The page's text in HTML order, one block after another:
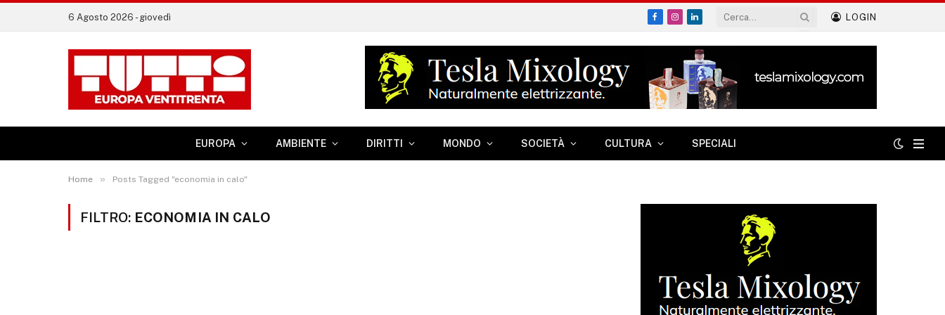
6 Agosto 2026 - giovedì
Facebook
Instagram
LinkedIn
LOGIN
EUROPA AMBIENTE DIRITTI MONDO SOCIETÀ CULTURA SPECIALI
Home » Posts Tagged "economia in calo"
FILTRO: ECONOMIA IN CALO